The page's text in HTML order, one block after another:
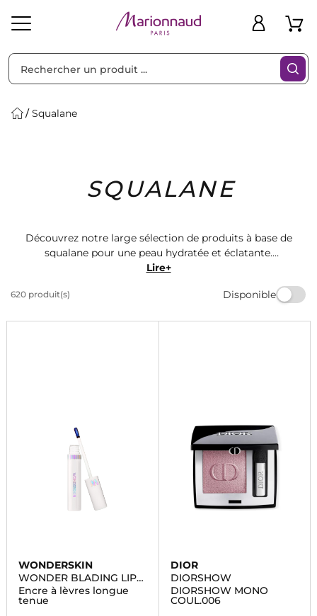
Homme Marques Idées
Cadeaux
Squalane
SQUALANE
Découvrez notre large sélection de produits à base de
squalane pour une peau hydratée et éclatante.
Retrouvez des crèmes, des sérums et des huiles pour
marques renommées disponibles chez Marionnaud.
Lire+
620 produit(s) Disponible
Filtres
WONDERSKIN
WONDER BLADING LIP
MASQUE
Encre à lèvres longue
tenue
DIOR
DIORSHOW
DIORSHOW MONO
COUL.006